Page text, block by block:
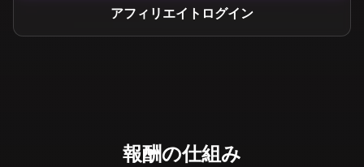
アフィリエイトログイン
報酬の仕組み